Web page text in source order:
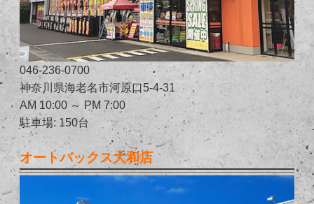
046-236-0700
神奈川県海老名市河原口5-4-31
AM 10:00 ～ PM 7:00
駐車場: 150台
オートバックス大和店